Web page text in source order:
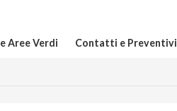
Aree Verdi Contatti e Preventivi